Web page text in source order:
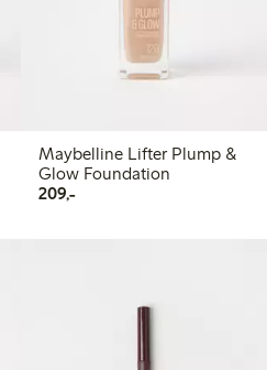
Maybelline Lifter Plump &
Glow Foundation
209,-209,00 kr